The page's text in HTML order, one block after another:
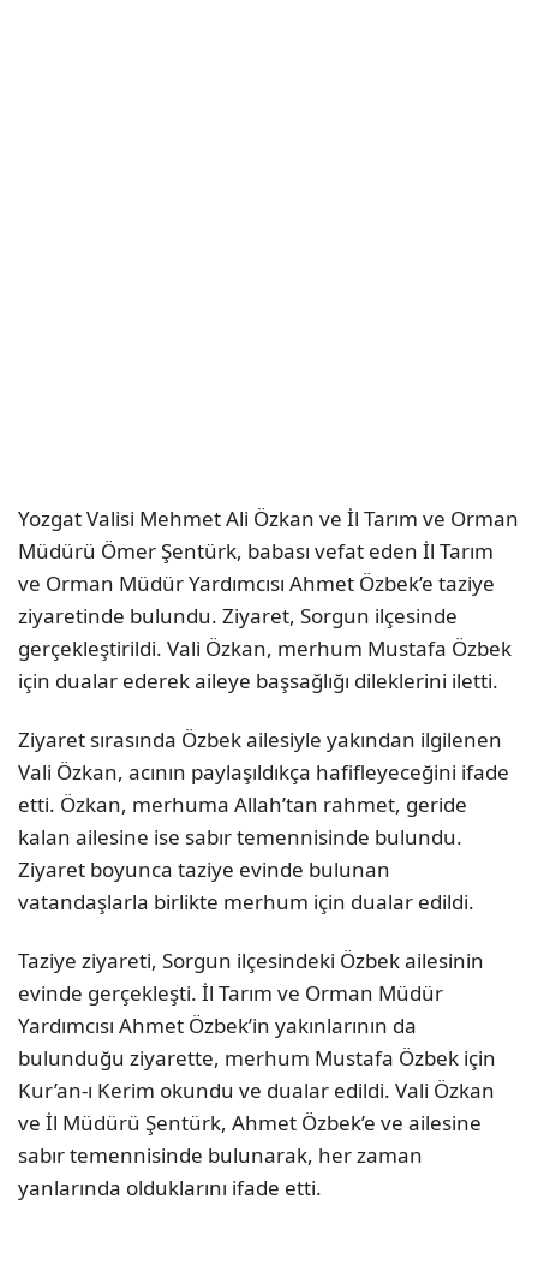
Yozgat Valisi Mehmet Ali Özkan ve İl Tarım ve Orman
Müdürü Ömer Şentürk, babası vefat eden İl Tarım
ve Orman Müdür Yardımcısı Ahmet Özbek’e taziye
ziyaretinde bulundu. Ziyaret, Sorgun ilçesinde
gerçekleştirildi. Vali Özkan, merhum Mustafa Özbek
için dualar ederek aileye başsağlığı dileklerini iletti.
Ziyaret sırasında Özbek ailesiyle yakından ilgilenen
Vali Özkan, acının paylaşıldıkça hafifleyeceğini ifade
etti. Özkan, merhuma Allah’tan rahmet, geride
kalan ailesine ise sabır temennisinde bulundu.
Ziyaret boyunca taziye evinde bulunan
vatandaşlarla birlikte merhum için dualar edildi.
Taziye ziyareti, Sorgun ilçesindeki Özbek ailesinin
evinde gerçekleşti. İl Tarım ve Orman Müdür
Yardımcısı Ahmet Özbek’in yakınlarının da
bulunduğu ziyarette, merhum Mustafa Özbek için
Kur’an-ı Kerim okundu ve dualar edildi. Vali Özkan
ve İl Müdürü Şentürk, Ahmet Özbek’e ve ailesine
sabır temennisinde bulunarak, her zaman
yanlarında olduklarını ifade etti.